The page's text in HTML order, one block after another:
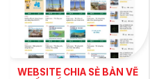
XEM DEMO
WEBSITE CHIA SẺ BẢN VẼ